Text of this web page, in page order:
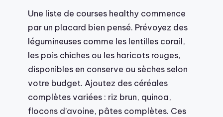
Une liste de courses healthy commence
par un placard bien pensé. Prévoyez des
légumineuses comme les lentilles corail,
les pois chiches ou les haricots rouges,
disponibles en conserve ou sèches selon
votre budget. Ajoutez des céréales
complètes variées : riz brun, quinoa,
flocons d’avoine, pâtes complètes. Ces